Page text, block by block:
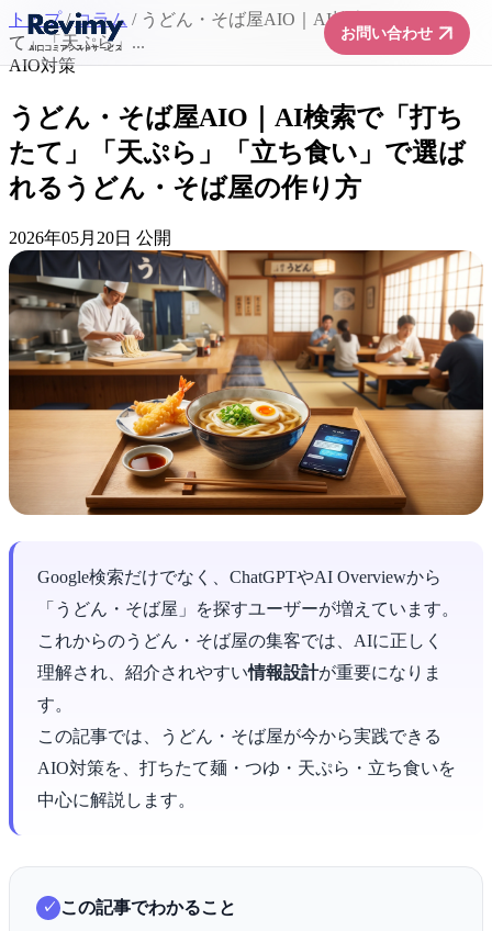
お問い合わせarrow_forward
トップ / コラム / うどん・そば屋AIO｜AI検索で「打ちた
て」「天ぷら」...
AIO対策
うどん・そば屋AIO｜AI検索で「打ち
たて」「天ぷら」「立ち食い」で選ば
れるうどん・そば屋の作り方
2026年05月20日 公開
Google検索だけでなく、ChatGPTやAI Overviewから
「うどん・そば屋」を探すユーザーが増えています。
これからのうどん・そば屋の集客では、AIに正しく
理解され、紹介されやすい情報設計が重要になりま
す。
この記事では、うどん・そば屋が今から実践できる
AIO対策を、打ちたて麺・つゆ・天ぷら・立ち食いを
中心に解説します。
この記事でわかること